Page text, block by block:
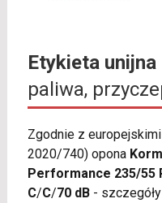
Etykieta unijna
paliwa,
Zgodnie z
2020/740) opona
Performance 235/55
C/C/70 dB-